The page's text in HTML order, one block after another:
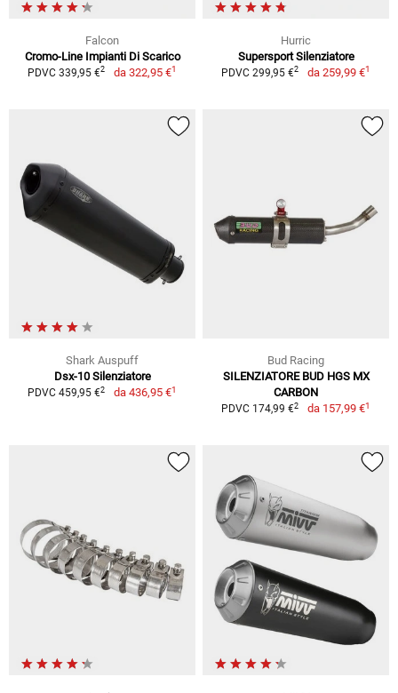
Falcon
Cromo-Line Impianti Di Scarico
PDVC 339,95 €2 da 322,95 €1
Hurric
Supersport Silenziatore
PDVC 299,95 €2 da 259,99 €1
Shark Auspuff
Dsx-10 Silenziatore
PDVC 459,95 €2 da 436,95 €1
Bud Racing
SILENZIATORE BUD HGS MX
CARBON
PDVC 174,99 €2 da 157,99 €1